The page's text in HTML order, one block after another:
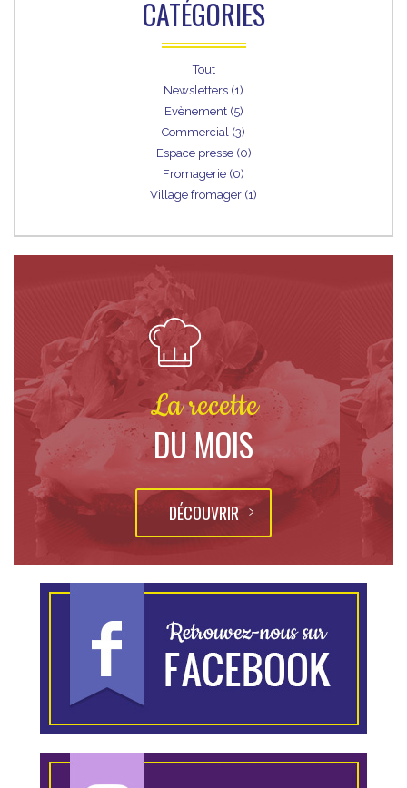
CATÉGORIES
Tout
Newsletters (1)
Evènement (5)
Commercial (3)
Espace presse (0)
Fromagerie (0)
Village fromager (1)
La recette
DU MOIS
DÉCOUVRIR